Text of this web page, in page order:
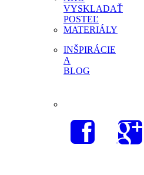
VYSKLADAŤ
POSTEĽ
MATERIÁLY
INŠPIRÁCIE
A
BLOG